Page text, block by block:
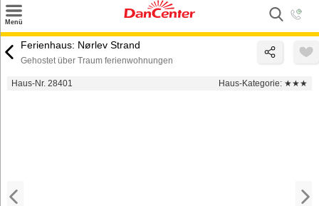
Menü
Suchen
Ferienhaus: Nørlev Strand
Gehostet über Traum ferienwohnungen
Haus-Nr. 28401 Haus-Kategorie: ★★★